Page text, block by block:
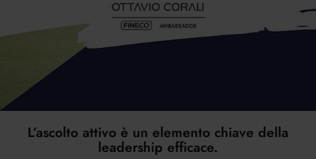
L’ascolto attivo è un elemento chiave della
leadership efficace.